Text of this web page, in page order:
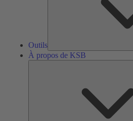
Outils
À propos de KSB